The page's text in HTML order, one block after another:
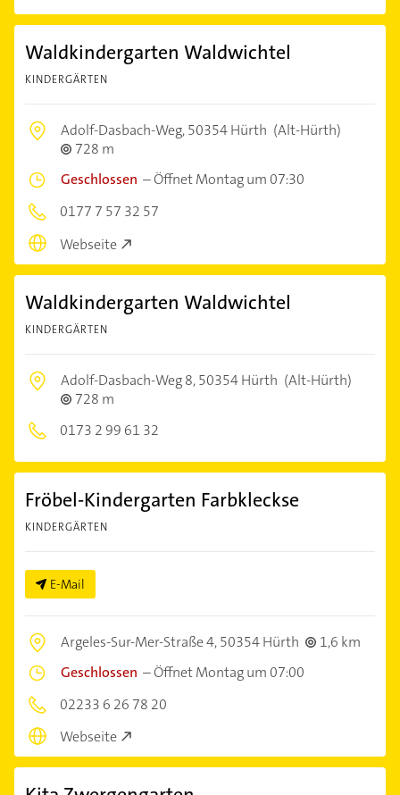
Waldkindergarten Waldwichtel
KINDERGÄRTEN
Adolf-Dasbach-Weg,50354 Hürth (Alt-Hürth)
728 m
Geschlossen –Öffnet Montag um 07:30
0177 7 57 32 57
Webseite
Waldkindergarten Waldwichtel
KINDERGÄRTEN
Adolf-Dasbach-Weg 8,50354 Hürth (Alt-Hürth)
728 m
0173 2 99 61 32
Fröbel-Kindergarten Farbkleckse
KINDERGÄRTEN
E-Mail
Argeles-Sur-Mer-Straße 4,50354 Hürth
1,6 km
Geschlossen –Öffnet Montag um 07:00
02233 6 26 78 20
Webseite